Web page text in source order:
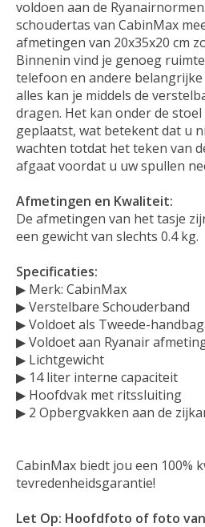
voldoen aan de
schoudertas van CabinMax
afmetingen van 20x35x20 cm
Binnenin vind je genoeg
telefoon en andere
alles kan je middels de
dragen. Het kan onder de
geplaatst, wat betekent dat u
wachten totdat het teken van
afgaat voordat u uw spullen
Afmetingen en Kwaliteit:
De afmetingen van het tasje
een gewicht van slechts 0.4 kg.
Specificaties:
▶ Merk: CabinMax
▶ Verstelbare Schouderband
▶ Voldoet als Tweede-
▶ Voldoet aan Ryanair
▶ Lichtgewicht
▶ 14 liter interne capaciteit
▶ Hoofdvak met ritssluiting
▶ 2 Opbergvakken aan de
CabinMax biedt jou een 100%
tevredenheidsgarantie!
Let Op: Hoofdfoto of foto